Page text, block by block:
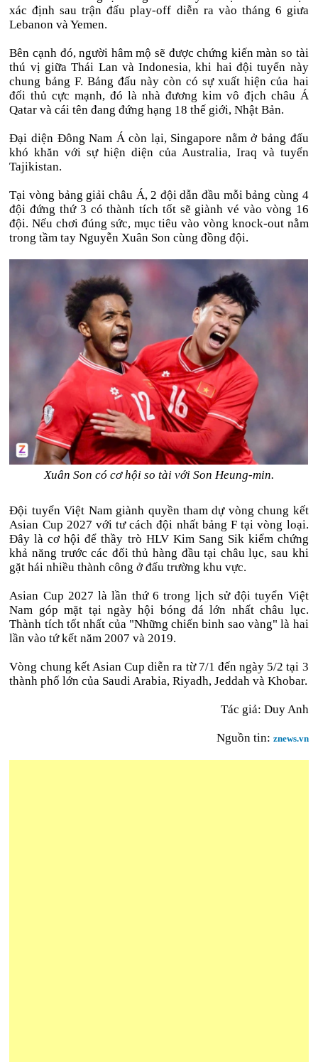
xác định sau trận đấu play-off diễn ra vào tháng 6 giưa
Lebanon và Yemen.
Bên cạnh đó, người hâm mộ sẽ được chứng kiến màn so tài
thú vị giữa Thái Lan và Indonesia, khi hai đội tuyển này
chung bảng F. Bảng đấu này còn có sự xuất hiện của hai
đối thủ cực mạnh, đó là nhà đương kim vô địch châu Á
Qatar và cái tên đang đứng hạng 18 thế giới, Nhật Bản.
Đại diện Đông Nam Á còn lại, Singapore nằm ở bảng đấu
khó khăn với sự hiện diện của Australia, Iraq và tuyển
Tajikistan.
Tại vòng bảng giải châu Á, 2 đội dẫn đầu mỗi bảng cùng 4
đội đứng thứ 3 có thành tích tốt sẽ giành vé vào vòng 16
đội. Nếu chơi đúng sức, mục tiêu vào vòng knock-out nằm
trong tầm tay Nguyễn Xuân Son cùng đồng đội.
Xuân Son có cơ hội so tài với Son Heung-min.
Đội tuyển Việt Nam giành quyền tham dự vòng chung kết
Asian Cup 2027 với tư cách đội nhất bảng F tại vòng loại.
Đây là cơ hội để thầy trò HLV Kim Sang Sik kiểm chứng
khả năng trước các đối thủ hàng đầu tại châu lục, sau khi
gặt hái nhiều thành công ở đấu trường khu vực.
Asian Cup 2027 là lần thứ 6 trong lịch sử đội tuyển Việt
Nam góp mặt tại ngày hội bóng đá lớn nhất châu lục.
Thành tích tốt nhất của "Những chiến binh sao vàng" là hai
lần vào tứ kết năm 2007 và 2019.
Vòng chung kết Asian Cup diễn ra từ 7/1 đến ngày 5/2 tại 3
thành phố lớn của Saudi Arabia, Riyadh, Jeddah và Khobar.
Tác giả: Duy Anh
Nguồn tin: znews.vn